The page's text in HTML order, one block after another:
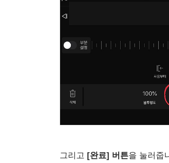
그리고 [완료] 버튼을 눌러줍